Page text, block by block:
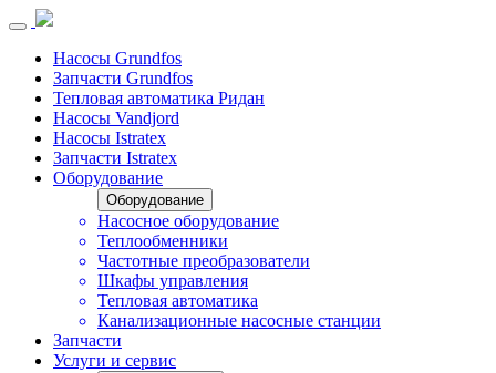
Насосы Grundfos
Запчасти Grundfos
Тепловая автоматика Ридан
Насосы Vandjord
Насосы Istratex
Запчасти Istratex
Оборудование
Оборудование
Насосное оборудование
Теплообменники
Частотные преобразователи
Шкафы управления
Тепловая автоматика
Канализационные насосные станции
Запчасти
Услуги и сервис